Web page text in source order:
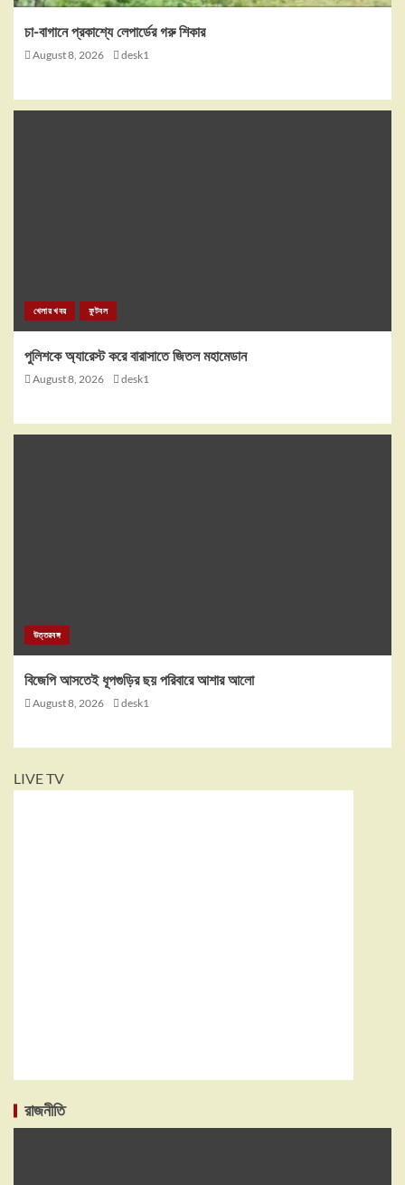
চা-বাগানে প্রকাশ্যে লেপার্ডের গরু শিকার
August 8, 2026 desk1
খেলার খবর ফুটবল
পুলিশকে অ্যারেস্ট করে বারাসাতে জিতল মহামেডান
August 8, 2026 desk1
উত্তরবঙ্গ
বিজেপি আসতেই ধূপগুড়ির ছয় পরিবারে আশার আলো
August 8, 2026 desk1
LIVE TV
রাজনীতি